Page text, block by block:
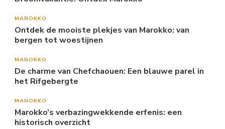
MAROKKO
Ontdek de mooiste plekjes van Marokko: van
bergen tot woestijnen
MAROKKO
De charme van Chefchaouen: Een blauwe parel in
het Rifgebergte
MAROKKO
Marokko’s verbazingwekkende erfenis: een
historisch overzicht